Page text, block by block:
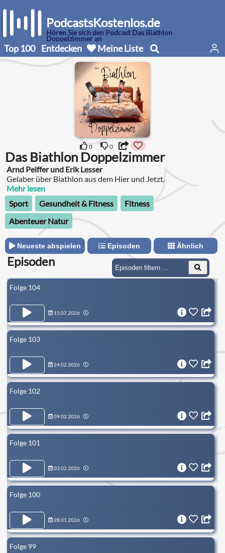
PodcastsKostenlos.de
Hören Sie sich den Podcast Das Biathlon
Doppelzimmer an
Top 100 Entdecken Meine Liste
0 0
Das Biathlon Doppelzimmer
Arnd Peiffer und Erik Lesser
Gelaber über Biathlon aus dem Hier und Jetzt.
Mehr lesen
Sport
Gesundheit & Fitness
Fitness
Abenteuer Natur
Neueste abspielen Episoden Ähnlich
Episoden
Folge 104
15.07.2026
Folge 103
24.02.2026
Folge 102
09.02.2026
Folge 101
03.02.2026
Folge 100
28.01.2026
Folge 99